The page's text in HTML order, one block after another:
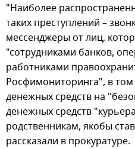
"Наиболее
таких преступлений –
мессенджеры от лиц,
"сотрудниками банков,
работниками
Росфимониторинга", в том
денежных средств на
денежных средств
родственникам, якобы
рассказали в прокуратуре.